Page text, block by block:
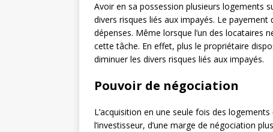
Avoir en sa possession plusieurs logements
divers risques liés aux impayés. Le
dépenses. Même lorsque l’un des locataires
cette tâche. En effet, plus le propriétaire
diminuer les divers risques liés aux impayés.
Pouvoir de négociation
L’acquisition en une seule fois des
l’investisseur, d’une marge de négociation